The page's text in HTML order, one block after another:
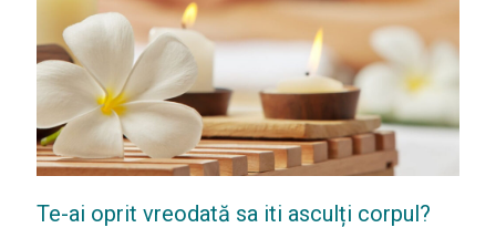
Te-ai oprit vreodată sa iti asculți corpul?